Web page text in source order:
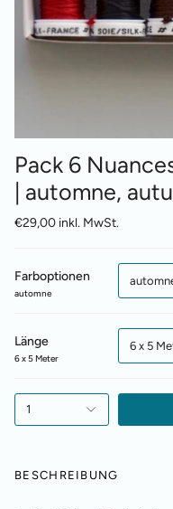
Pack 6
| automne,
€29,00 inkl. MwSt.
Farboptionen
automne
Länge
6 x 5 Meter
6 x 5
1
BESCHREIBUNG